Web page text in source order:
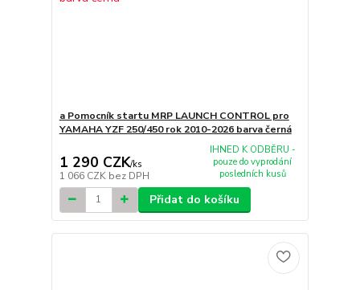
a Pomocník startu MRP LAUNCH CONTROL pro
YAMAHA YZF 250/450 rok 2010-2026 barva černá
1 290 CZK/ks
1 066 CZK bez DPH
IHNED K ODBĚRU -
pouze do vyprodání
posledních kusů
Přidat do košíku